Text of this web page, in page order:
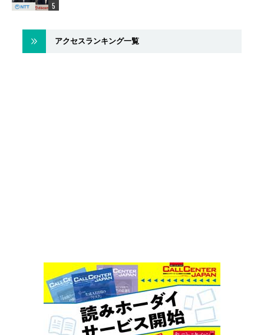
アクセスランキング一覧